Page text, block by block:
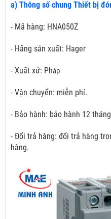
a) Thông số chung Thiết bị
- Mã hàng: HNA050Z
- Hãng sản xuất: Hager
- Xuất xứ: Pháp
- Vận chuyển: miễn phí.
- Bảo hành: bảo hành 12
- Đổi trả hàng: đổi trả hàng
hàng.